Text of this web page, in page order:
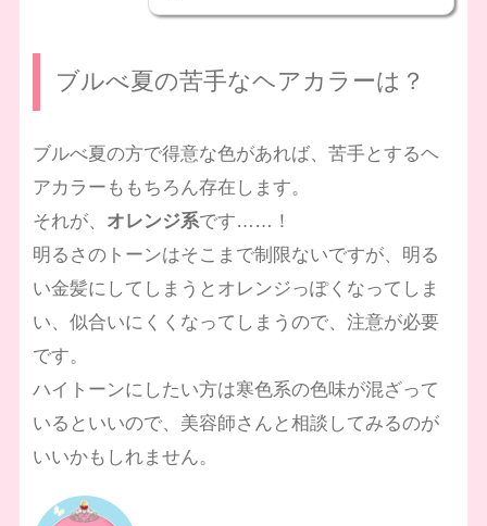
ブルべ夏の苦手なヘアカラーは？
ブルべ夏の方で得意な色があれば、苦手とするヘ
アカラーももちろん存在します。
それが、 オレンジ系です……！
明るさのトーンはそこまで制限ないですが、明る
い金髪にしてしまうとオレンジっぽくなってしま
い、似合いにくくなってしまうので、注意が必要
です。
ハイトーンにしたい方は寒色系の色味が混ざって
いるといいので、美容師さんと相談してみるのが
いいかもしれません。